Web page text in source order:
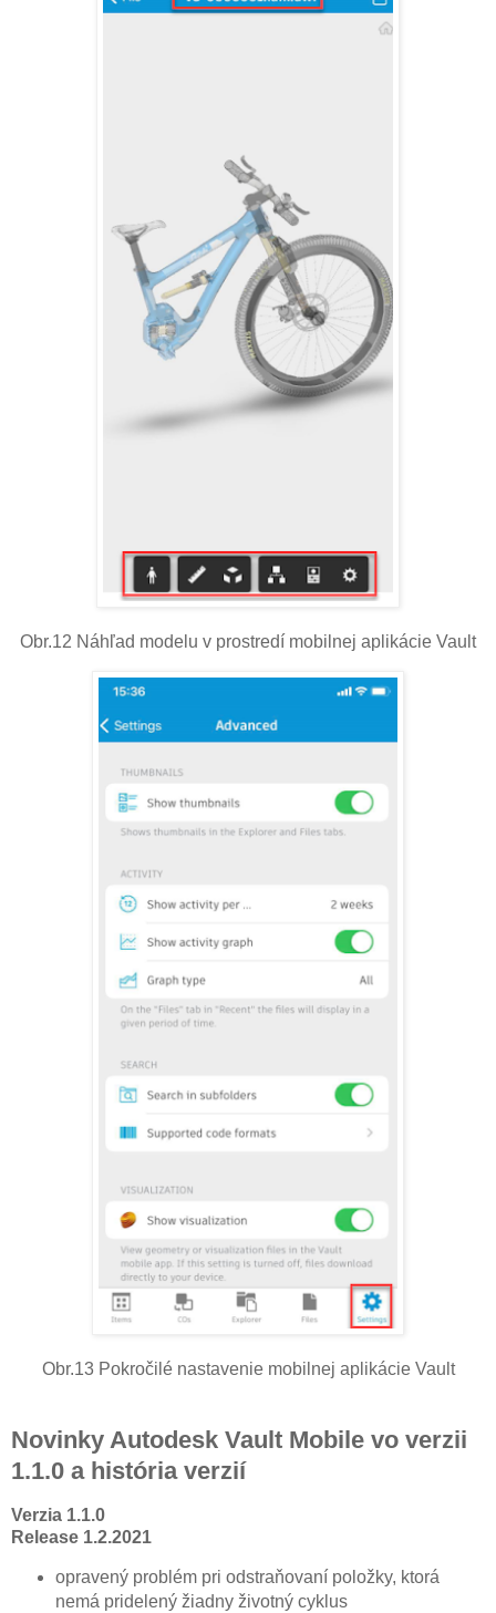
Obr.12 Náhľad modelu v prostredí mobilnej aplikácie Vault
Obr.13 Pokročilé nastavenie mobilnej aplikácie Vault
Novinky Autodesk Vault Mobile vo verzii
1.1.0 a história verzií
Verzia 1.1.0
Release 1.2.2021
opravený problém pri odstraňovaní položky, ktorá
nemá pridelený žiadny životný cyklus